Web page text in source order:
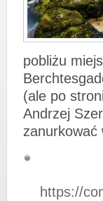
pobliżu
(ale po
Andrzej
zanurkować
https://